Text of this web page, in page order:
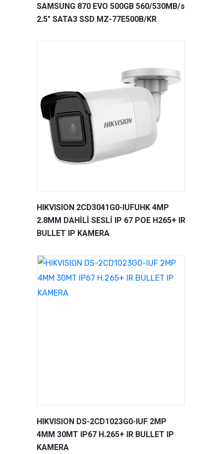
SAMSUNG 870 EVO 500GB 560/530MB/s
2.5" SATA3 SSD MZ-77E500B/KR
HIKVISION 2CD3041G0-IUFUHK 4MP
2.8MM DAHİLİ SESLİ IP 67 POE H265+ IR
BULLET IP KAMERA
HIKVISION DS-2CD1023G0-IUF 2MP
4MM 30MT IP67 H.265+ IR BULLET IP
KAMERA